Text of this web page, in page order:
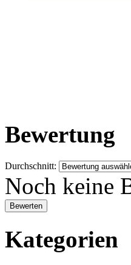
Bewertung
Durchschnitt:
Noch keine
Kategorien